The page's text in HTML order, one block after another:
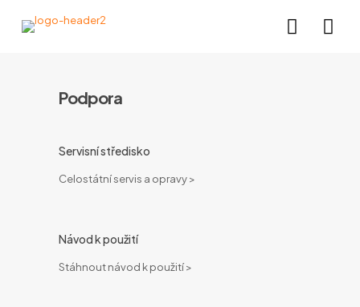
Podpora
Servisní středisko
Celostátní servis a opravy >
Návod k použití
Stáhnout návod k použití >